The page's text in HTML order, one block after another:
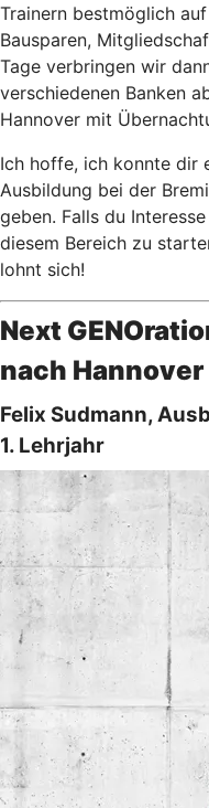
Trainern bestmöglich
Bausparen,
Tage verbringen wir
verschiedenen Banken
Hannover mit
Ich hoffe, ich konnte dir
Ausbildung bei der
geben. Falls du
diesem Bereich zu
lohnt sich!
Next
nach Hannover
Felix Sudmann,
1. Lehrjahr